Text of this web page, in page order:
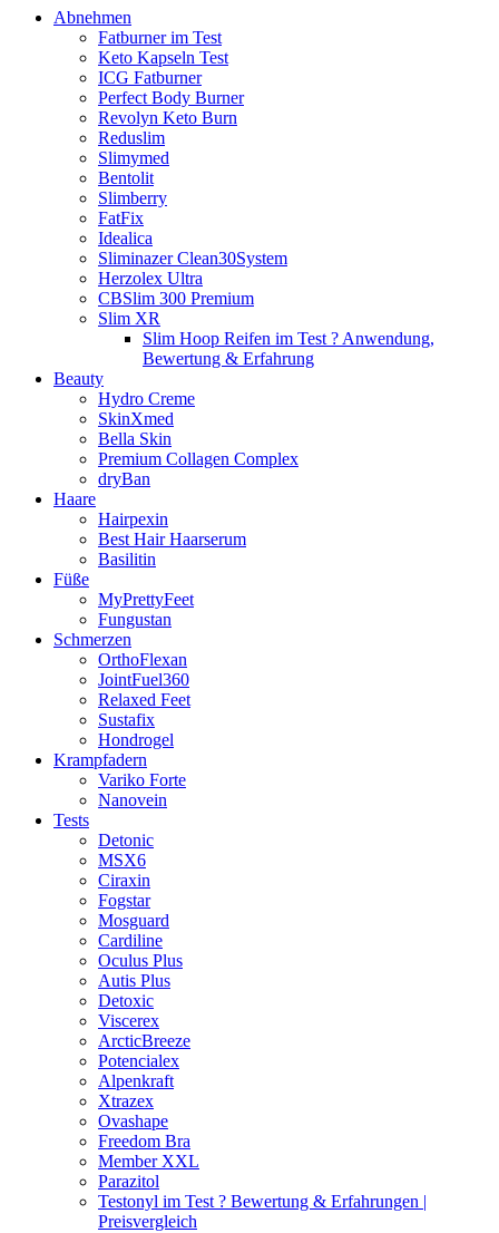
Abnehmen
Fatburner im Test
Keto Kapseln Test
ICG Fatburner
Perfect Body Burner
Revolyn Keto Burn
Reduslim
Slimymed
Bentolit
Slimberry
FatFix
Idealica
Sliminazer Clean30System
Herzolex Ultra
CBSlim 300 Premium
Slim XR
Slim Hoop Reifen im Test ? Anwendung,
Bewertung & Erfahrung
Beauty
Hydro Creme
SkinXmed
Bella Skin
Premium Collagen Complex
dryBan
Haare
Hairpexin
Best Hair Haarserum
Basilitin
Füße
MyPrettyFeet
Fungustan
Schmerzen
OrthoFlexan
JointFuel360
Relaxed Feet
Sustafix
Hondrogel
Krampfadern
Variko Forte
Nanovein
Tests
Detonic
MSX6
Ciraxin
Fogstar
Mosguard
Cardiline
Oculus Plus
Autis Plus
Detoxic
Viscerex
ArcticBreeze
Potencialex
Alpenkraft
Xtrazex
Ovashape
Freedom Bra
Member XXL
Parazitol
Testonyl im Test ? Bewertung & Erfahrungen |
Preisvergleich